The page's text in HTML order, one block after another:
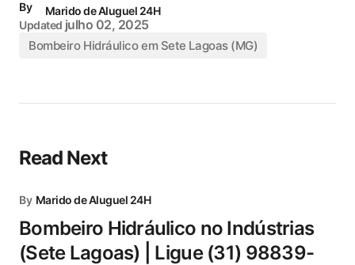
By
Marido de Aluguel 24H
Updated julho 02, 2025
Bombeiro Hidráulico em Sete Lagoas (MG)
Read Next
By Marido de Aluguel 24H
Bombeiro Hidráulico no Indústrias
(Sete Lagoas) | Ligue (31) 98839-